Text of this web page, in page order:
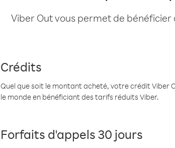
Viber Out vous permet de
Crédits
Quel que soit le montant acheté, votre crédit Viber
le monde en bénéficiant des tarifs réduits Viber.
Forfaits d'appels 30 jours